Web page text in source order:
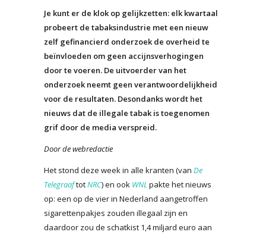
Je kunt er de klok op gelijkzetten: elk kwartaal
probeert de tabaksindustrie met een nieuw
zelf gefinancierd onderzoek de overheid te
beïnvloeden om geen accijnsverhogingen
door te voeren. De uitvoerder van het
onderzoek neemt geen verantwoordelijkheid
voor de resultaten. Desondanks wordt het
nieuws dat de illegale tabak is toegenomen
grif door de media verspreid.
Door de webredactie
Het stond deze week in alle kranten (van De
TelegraaftotNRC) en ook WNLpakte het nieuws
op: een op de vier in Nederland aangetroffen
sigarettenpakjes zouden illegaal zijn en
daardoor zou de schatkist 1,4 miljard euro aan